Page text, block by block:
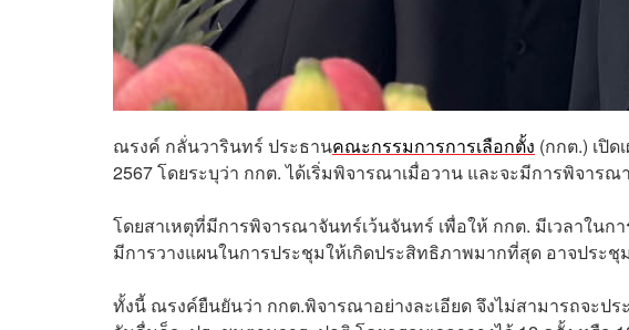
ณรงค์ กลั่นวารินทร์ ประธานคณะกรรมการการเลือกตั้ง (กกต.) เปิ
2567 โดยระบุว่า กกต. ได้เริ่มพิจารณาเมื่อวาน และจะมีการพิจาร
โดยสาเหตุที่มีการพิจารณาจันทร์เว้นจันทร์ เพื่อให้ กกต. มีเวลาในก
มีการวางแผนในการประชุมให้เกิดประสิทธิภาพมากที่สุด อาจประ
ทั้งนี้ ณรงค์ยืนยันว่า กกต.พิจารณาอย่างละเอียด จึงไม่สามารถจะป